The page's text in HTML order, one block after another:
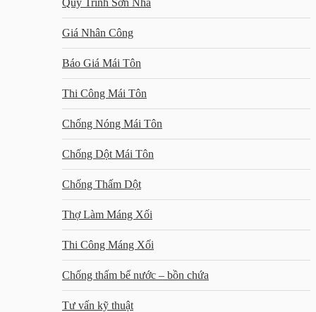
Quy Trình Sơn Nhà
Giá Nhân Công
Báo Giá Mái Tôn
Thi Công Mái Tôn
Chống Nóng Mái Tôn
Chống Dột Mái Tôn
Chống Thấm Dột
Thợ Làm Máng Xối
Thi Công Máng Xối
Chống thấm bể nước – bồn chứa
Tư vấn kỹ thuật